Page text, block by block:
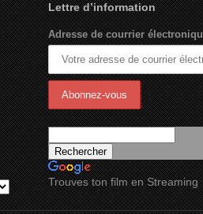
Lettre d’information
Adresse de courrier
Trouves ton film en Streaming